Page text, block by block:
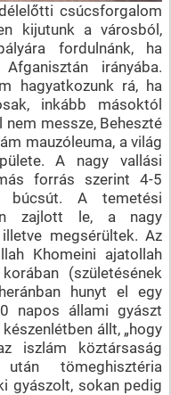
csúcsforgalom
kijutunk a városból,
fordulnánk, ha
irányába.
hagyatkozunk rá, ha
inkább másoktól
messze, Beheszté
mauzóleuma, a világ
A nagy vallási
forrás szerint 4-5
búcsút. A temetési
zajlott le, a nagy
megsérültek. Az
Khomeini ajatollah
(születésének
hunyt el egy
napos állami gyászt
állt, „hogy
iszlám köztársaság
tömeghisztéria
gyászolt, sokan pedig